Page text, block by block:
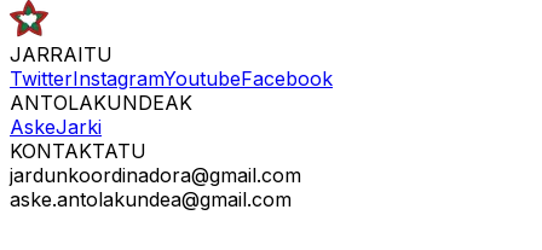
JARRAITU
TwitterInstagramYoutubeFacebook
ANTOLAKUNDEAK
AskeJarki
KONTAKTATU
jardunkoordinadora@gmail.com
aske.antolakundea@gmail.com